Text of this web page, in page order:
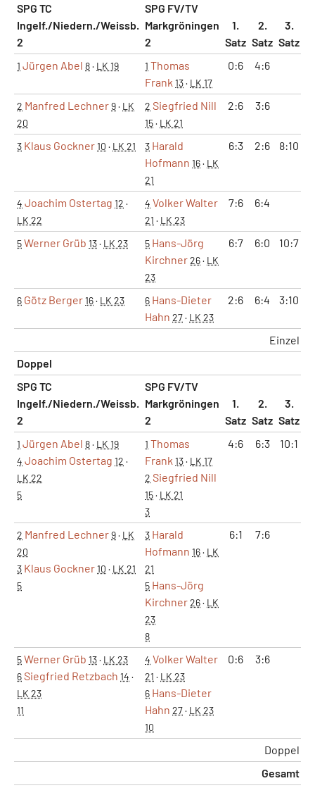
SPG TC
Ingelf./Niedern./Weissb.
2
SPG FV/TV
Markgröningen
2
1.
Satz
2.
Satz
3.
Satz
1 Jürgen Abel 8· LK 19 1 Thomas
Frank 13· LK 17
0:6 4:6
2 Manfred Lechner9· LK
20
2 Siegfried Nill
15· LK 21
2:6 3:6
3 Klaus Gockner10 · LK 21 3 Harald
Hofmann 16· LK
21
6:3 2:6 8:10
4 Joachim Ostertag 12 ·
LK 22
4 Volker Walter
21 · LK 23
7:6 6:4
5Werner Grüb 13· LK 23 5 Hans-Jörg
Kirchner26· LK
23
6:7 6:0 10:7
6 Götz Berger16· LK 23 6 Hans-Dieter
Hahn 27· LK 23
2:6 6:4 3:10
Einzel
Doppel
SPG TC
Ingelf./Niedern./Weissb.
2
SPG FV/TV
Markgröningen
2
1.
Satz
2.
Satz
3.
Satz
1 Jürgen Abel 8· LK 19
4 Joachim Ostertag 12 ·
LK 22
5
1 Thomas
Frank 13· LK 17
2 Siegfried Nill
15· LK 21
3
4:6 6:3 10:1
2 Manfred Lechner9· LK
20
3 Klaus Gockner10 · LK 21
5
3 Harald
Hofmann 16· LK
21
5 Hans-Jörg
Kirchner26· LK
23
8
6:1 7:6
5Werner Grüb 13· LK 23
6Siegfried Retzbach 14 ·
LK 23
11
4 Volker Walter
21 · LK 23
6 Hans-Dieter
Hahn 27· LK 23
10
0:6 3:6
Doppel
Gesamt